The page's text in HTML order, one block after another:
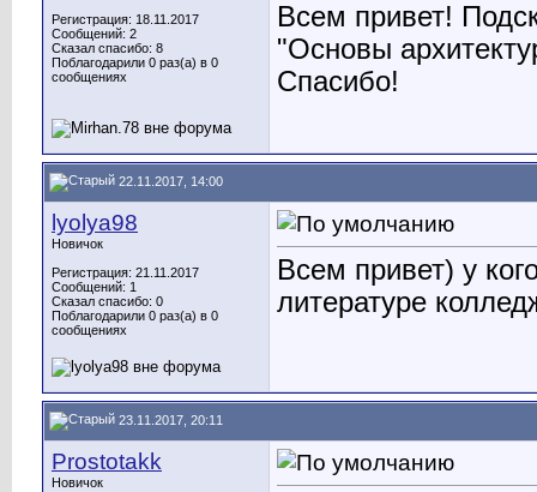
Регистрация: 18.11.2017
Сообщений: 2
Сказал спасибо: 8
Поблагодарили 0 раз(а) в 0
сообщениях
Всем привет!
"Основы
Спасибо!
22.11.2017, 14:00
lyolya98
Новичок
Регистрация: 21.11.2017
Сообщений: 1
Сказал спасибо: 0
Поблагодарили 0 раз(а) в 0
сообщениях
Всем привет) у
литературе
23.11.2017, 20:11
Prostotakk
Новичок